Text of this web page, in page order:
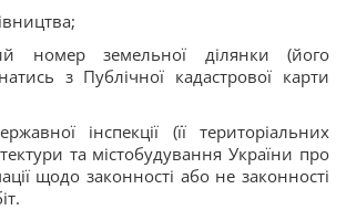
номер земельної ділянки (його
з Публічної кадастрової карти
інспекції (її територіальних
та містобудування України про
щодо законності або не законності